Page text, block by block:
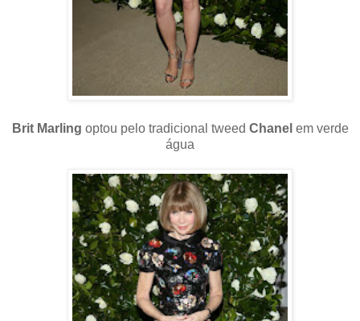
Brit Marling optou pelo tradicional tweed Chanel em verde
água